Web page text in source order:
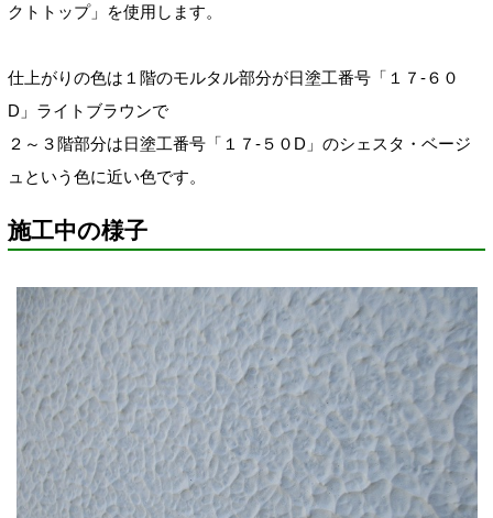
クトトップ」を使用します。
仕上がりの色は１階のモルタル部分が日塗工番号「１７-６０
D」ライトブラウンで
２～３階部分は日塗工番号「１７-５０D」のシェスタ・ベージ
ュという色に近い色です。
施工中の様子